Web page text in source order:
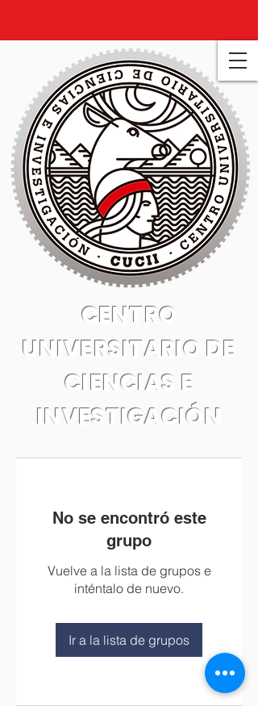
CENTRO
UNIVERSITARIO DE
CIENCIAS E
INVESTIGACIÓN
No se encontró este
grupo
Vuelve a la lista de grupos e
inténtalo de nuevo.
Ir a la lista de grupos